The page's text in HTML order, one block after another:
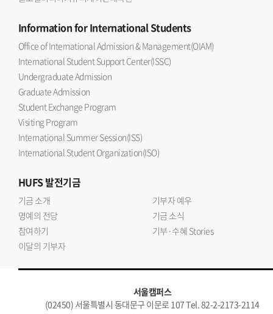
Informationfor International Students
Office of International Admission & Management(OIAM)
International Student Support Center(ISSC)
Undergraduate Admission
Graduate Admission
Student Exchange Program
Visiting Program
International Summer Session(ISS)
International Student Organization(ISO)
HUFS발전기금
기금 소개
기부자 예우
명예의 전당
기금 소식
참여하기
기부·수혜 Stories
이달의 기부자
서울캠퍼스
(02450) 서울특별시 동대문구 이문로 107 Tel. 82-2-2173-2114